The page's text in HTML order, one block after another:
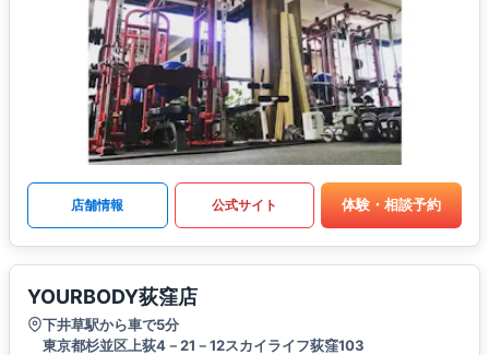
店舗情報 公式サイト 体験・相談予約
YOURBODY荻窪店
下井草駅から車で5分
東京都杉並区上荻4－21－12スカイライフ荻窪103